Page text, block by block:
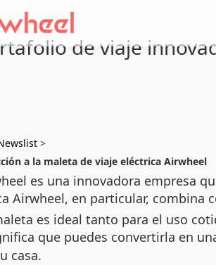
de viaje
>
a la maleta de viaje eléctrica Airwheel
es una innovadora empresa
Airwheel, en particular, combina
es ideal tanto para el uso
que puedes convertirla en
casa.